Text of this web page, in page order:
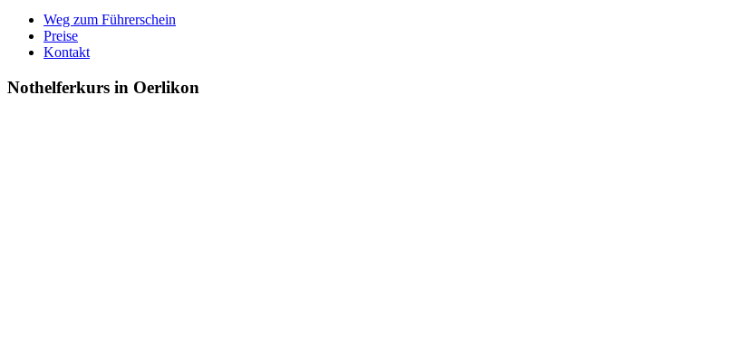
Weg zum Führerschein
Preise
Kontakt
Nothelferkurs in Oerlikon